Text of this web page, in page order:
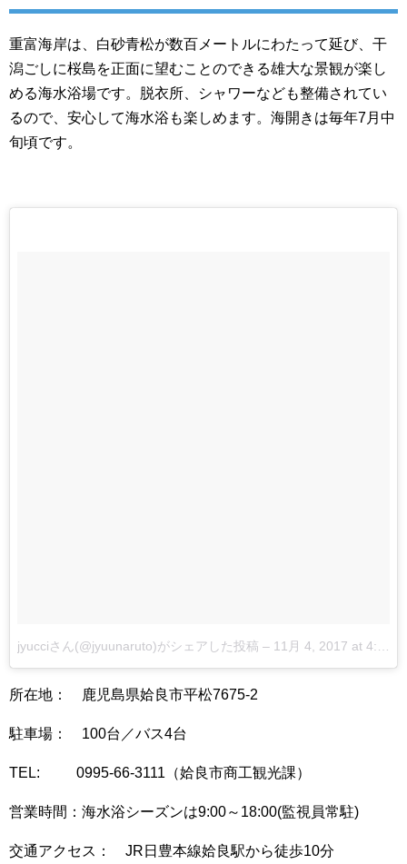
重富海岸は、白砂青松が数百メートルにわたって延び、干
潟ごしに桜島を正面に望むことのできる雄大な景観が楽し
める海水浴場です。脱衣所、シャワーなども整備されてい
るので、安心して海水浴も楽しめます。海開きは毎年7月中
旬頃です。
jyucciさん(@jyuunaruto)がシェアした投稿 – 11月 4, 2017 at 4:19午前 PDT
所在地： 鹿児島県姶良市平松7675-2
駐車場： 100台／バス4台
TEL: 0995-66-3111（姶良市商工観光課）
営業時間：海水浴シーズンは9:00～18:00(監視員常駐)
交通アクセス： JR日豊本線姶良駅から徒歩10分